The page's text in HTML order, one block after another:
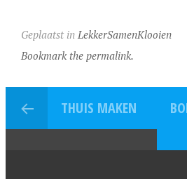
Geplaatst in LekkerSamenKlooien
Bookmark the permalink.
THUIS MAKEN